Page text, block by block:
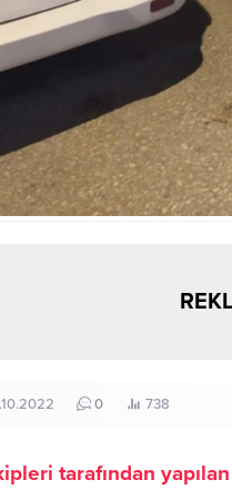
0 738
tarafından